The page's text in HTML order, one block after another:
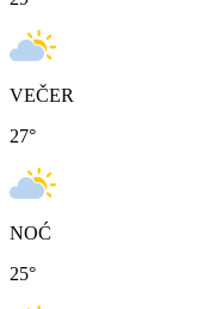
VEČER
27°
NOĆ
25°